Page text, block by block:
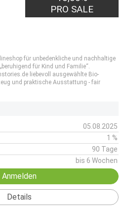
PRO SALE
für unbedenkliche und nachhaltige
für Kind und Familie“.
liebevoll ausgewählte Bio-
und praktische Ausstattung - fair
05.08.2025
1 %
90 Tage
bis 6 Wochen
Anmelden
Details